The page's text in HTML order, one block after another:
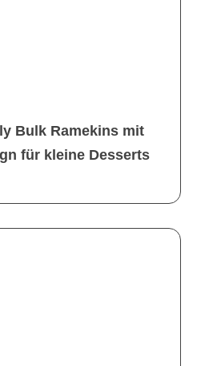
Bulk Ramekins mit
für kleine Desserts